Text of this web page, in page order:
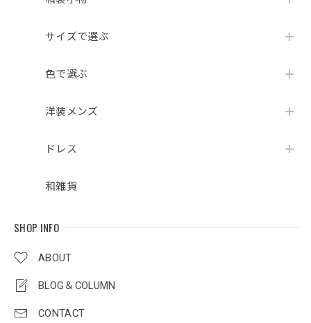
サイズで選ぶ
色で選ぶ
洋装メンズ
ドレス
和雑貨
SHOP INFO
ABOUT
BLOG＆COLUMN
CONTACT